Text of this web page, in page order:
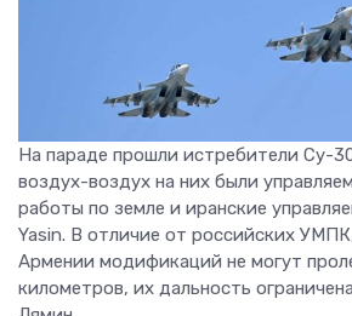
На параде прошли истребители Су-
воздух-воздух на них были
работы по земле и иранские
Yasin. В отличие от российских
Армении модификаций не могут
километров, их дальность